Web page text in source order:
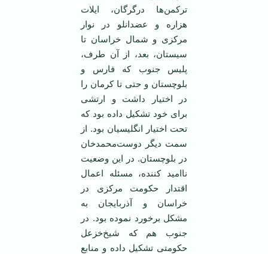
ترکمن‌ها درگرگان‌، ایلات‌
هزاره‌ و عضدانلو در نوار
مرکزی‌ و شمال‌ خراسان‌ تا
سیستان‌، بعد، از آن‌ طرف،
‌پلیس ‌جنوب‌ که‌ فارس‌ و
بلوچستان‌ و حتی‌ تا کرمان‌ را
در اختیار داشت‌ و ارتشی‌
برای‌ خود تشکیل‌ داده‌ بود که‌
تحت‌ اختیار انگلیسیان بود. از
سمت‌ دیگر دوست‌محمدخان‌
در بلوچستان‌. در این وضعیت
ناامید کننده، مسئله‌ اعمال‌
اقتدار حکومت‌ مرکزی‌ در
خراسان‌ و آذربایجان‌ به‌
مشکل‌ برخورد نموده‌ بود. در
جنوب‌ هم‌ که‌ شیخ‌خزعل‌
حکومتی‌ تشکیل‌ داده‌ و منابع‌